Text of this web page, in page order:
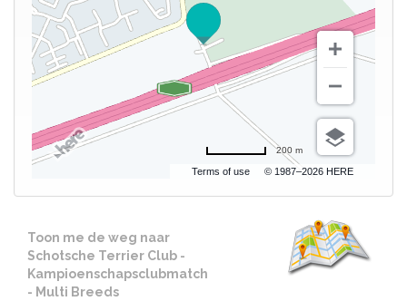
Terms of use © 1987–2026 HERE
200 m
Toon me de weg naar
Schotsche Terrier Club -
Kampioenschapsclubmatch
- Multi Breeds